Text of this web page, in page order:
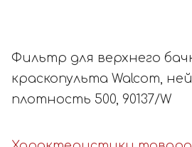
Фильтр для верхнего
краскопульта Walcom,
плотность 500, 90137/W